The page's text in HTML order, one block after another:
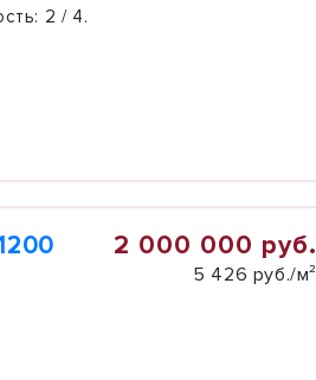
2 / 4.
2 000 000 руб.
5 426 руб./м²